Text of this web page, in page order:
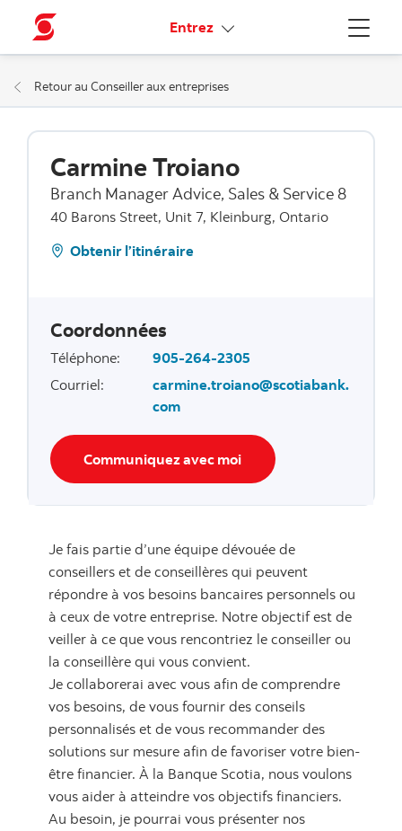
Menu
Entrez Liens connexes
Retour au Conseiller aux entreprises
Carmine Troiano
Branch Manager Advice, Sales & Service 8
40 Barons Street, Unit 7, Kleinburg, Ontario
Obtenir l’itinéraire
Coordonnées
Téléphone:
905-264-2305
Courriel:
carmine.troiano@scotiabank.
com
Communiquez avec moi
Je fais partie d’une équipe dévouée de
conseillers et de conseillères qui peuvent
répondre à vos besoins bancaires personnels ou
à ceux de votre entreprise. Notre objectif est de
veiller à ce que vous rencontriez le conseiller ou
la conseillère qui vous convient.
Je collaborerai avec vous afin de comprendre
vos besoins, de vous fournir des conseils
personnalisés et de vous recommander des
solutions sur mesure afin de favoriser votre bien-
être financier. À la Banque Scotia, nous voulons
vous aider à atteindre vos objectifs financiers.
Au besoin, je pourrai vous présenter nos